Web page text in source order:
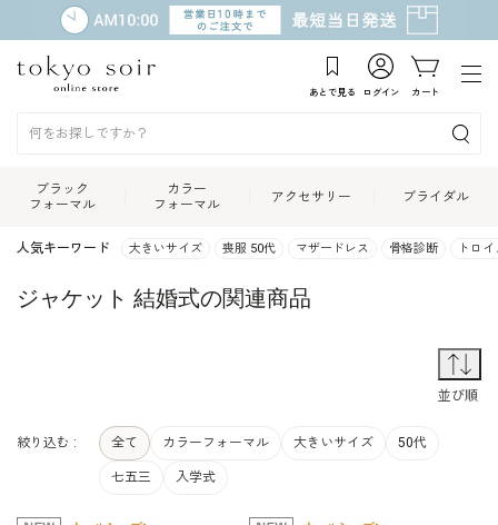
あとで見る ログイン カート
ブラック
フォーマル
カラー
フォーマル
アクセサリー ブライダル
人気キーワード 大きいサイズ 喪服 50代 マザードレス 骨格診断 トロ
ジャケット 結婚式の関連商品
並び順
絞り込む : 全て カラーフォーマル 大きいサイズ 50代
七五三 入学式